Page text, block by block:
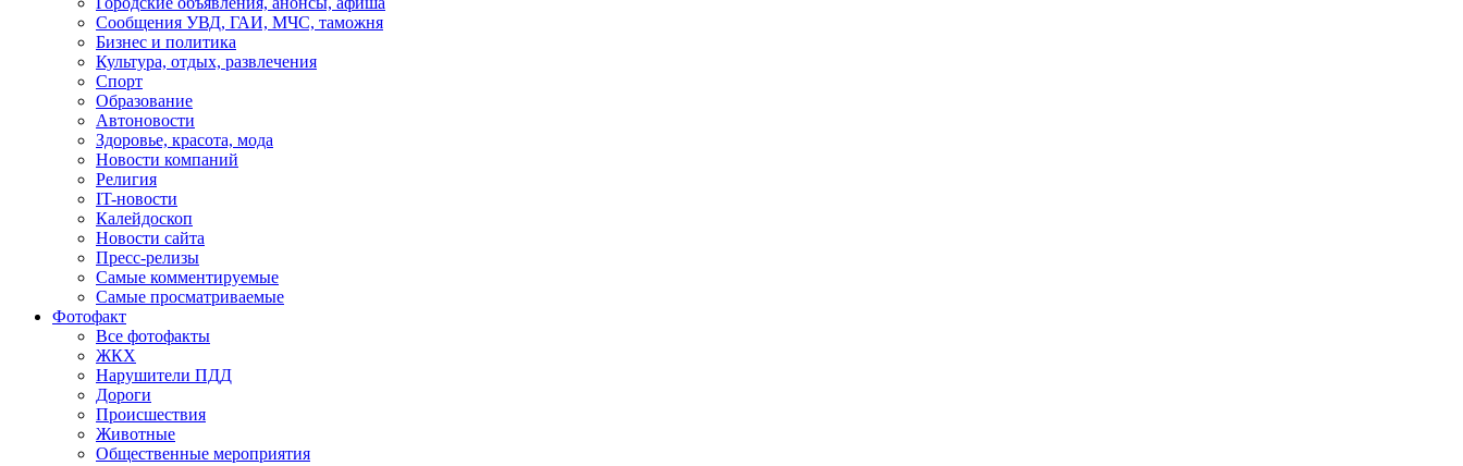
Сообщения УВД, ГАИ, МЧС, таможня
Бизнес и политика
Культура, отдых, развлечения
Спорт
Образование
Автоновости
Здоровье, красота, мода
Новости компаний
Религия
IT-новости
Калейдоскоп
Новости сайта
Пресс-релизы
Самые комментируемые
Самые просматриваемые
Фотофакт
Все фотофакты
ЖКХ
Нарушители ПДД
Дороги
Происшествия
Животные
Общественные мероприятия